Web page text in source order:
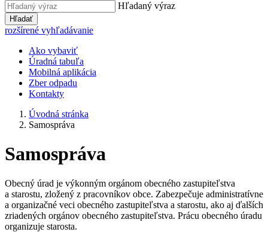
Hľadaný výraz
Hľadať
rozšírené vyhľadávanie
Ako vybaviť
Úradná tabuľa
Mobilná aplikácia
Zber odpadu
Kontakty
Úvodná stránka
Samospráva
Samospráva
Obecný úrad je výkonným orgánom obecného zastupiteľstva
a starostu, zložený z pracovníkov obce. Zabezpečuje administratívne
a organizačné veci obecného zastupiteľstva a starostu, ako aj ďalších
zriadených orgánov obecného zastupiteľstva. Prácu obecného úradu
organizuje starosta.